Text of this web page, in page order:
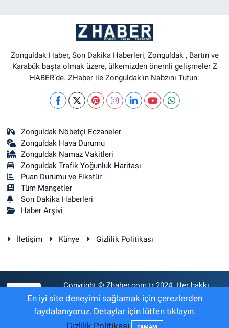
Zonguldak Haber, Son Dakika Haberleri, Zonguldak , Bartın ve
Karabük başta olmak üzere, ülkemizden önemli gelişmeler Z
HABER’de. ZHaber ile Zonguldak’ın Nabzını Tutun.
Zonguldak Nöbetçi Eczaneler
Zonguldak Hava Durumu
Zonguldak Namaz Vakitleri
Zonguldak Trafik Yoğunluk Haritası
Puan Durumu ve Fikstür
Tüm Manşetler
Son Dakika Haberleri
Haber Arşivi
İletişim Künye Gizlilik Politikası
Copyright © Zhaber.com.tr 2024. Her hakkı
saklıdır.
Haber Yazılımı:TE Bilişim
En iyi site deneyimi sağlamak için çerezlerden
faydalanıyoruz. Detaylar için lütfen tıklayın.
Gizlilik Politikası